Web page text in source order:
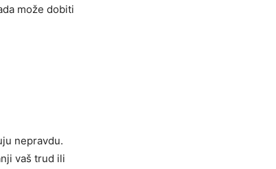
može dobiti
nepravdu.
vaš trud ili